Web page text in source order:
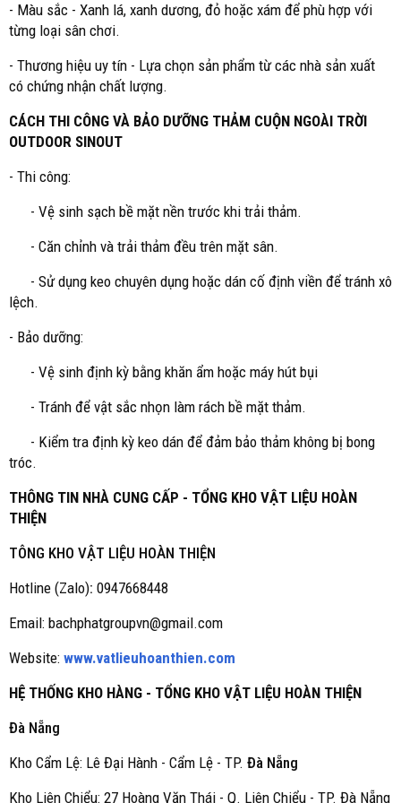
- Màu sắc - Xanh lá, xanh dương, đỏ hoặc xám để phù hợp với
từng loại sân chơi.
- Thương hiệu uy tín - Lựa chọn sản phẩm từ các nhà sản xuất
có chứng nhận chất lượng.
CÁCH THI CÔNG VÀ BẢO DƯỠNG THẢM CUỘN NGOÀI TRỜI
OUTDOOR SINOUT
- Thi công:
- Vệ sinh sạch bề mặt nền trước khi trải thảm.
- Căn chỉnh và trải thảm đều trên mặt sân.
- Sử dụng keo chuyên dụng hoặc dán cố định viền để tránh xô
lệch.
- Bảo dưỡng:
- Vệ sinh định kỳ bằng khăn ẩm hoặc máy hút bụi
- Tránh để vật sắc nhọn làm rách bề mặt thảm.
- Kiểm tra định kỳ keo dán để đảm bảo thảm không bị bong
tróc.
THÔNG TIN NHÀ CUNG CẤP - TỔNG KHO VẬT LIỆU HOÀN
THIỆN
TÔNG KHO VẬT LIỆU HOÀN THIỆN
Hotline (Zalo): 0947668448
Email: bachphatgroupvn@gmail.com
Website: www.vatlieuhoanthien.com
HỆ THỐNG KHO HÀNG - TỔNG KHO VẬT LIỆU HOÀN THIỆN
Đà Nẵng
Kho Cẩm Lệ: Lê Đại Hành - Cẩm Lệ - TP. Đà Nẵng
Kho Liên Chiểu: 27 Hoàng Văn Thái - Q. Liên Chiểu - TP. Đà Nẵng